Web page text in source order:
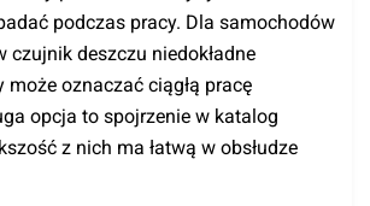
podczas pracy. Dla samochodów
czujnik deszczu niedokładne
może oznaczać ciągłą pracę
opcja to spojrzenie w katalog
z nich ma łatwą w obsłudze